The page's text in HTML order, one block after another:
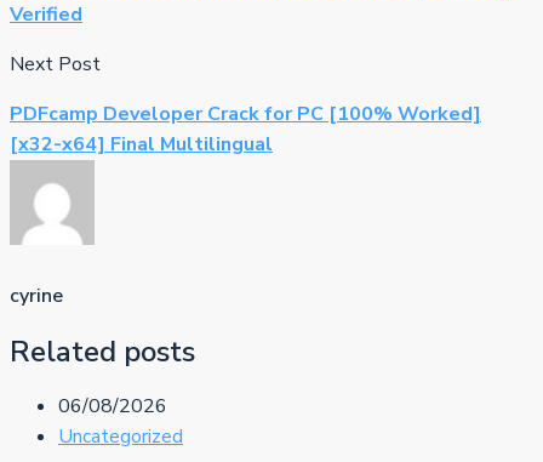
Verified
Next Post
PDFcamp Developer Crack for PC [100% Worked]
[x32-x64] Final Multilingual
cyrine
Related posts
06/08/2026
Uncategorized